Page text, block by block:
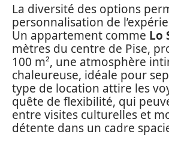
La diversité des options
personnalisation de
Un appartement comme Lo
mètres du centre de Pise,
100 m², une atmosphère
chaleureuse, idéale pour
type de location attire les
quête de flexibilité, qui
entre visites culturelles et
détente dans un cadre